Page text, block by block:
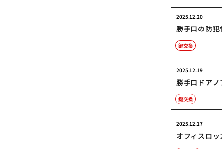
勝手口の防
2025.12.20
鍵交換
勝手口ドアノ
2025.12.19
鍵交換
オフィスロ
2025.12.17